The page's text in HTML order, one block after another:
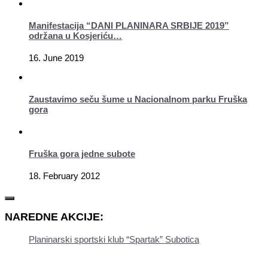
Manifestacija “DANI PLANINARA SRBIJE 2019”
održana u Kosjeriću…
16. June 2019
Zaustavimo seču šume u Nacionalnom parku Fruška
gora
Fruška gora jedne subote
18. February 2012
NAREDNE AKCIJE:
Planinarski sportski klub “Spartak” Subotica